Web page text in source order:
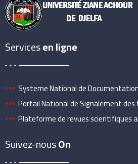
Servicesen ligne
Systeme National de
Portail National de Signalement des
Plateforme de revues scientifiques
Suivez-nousOn